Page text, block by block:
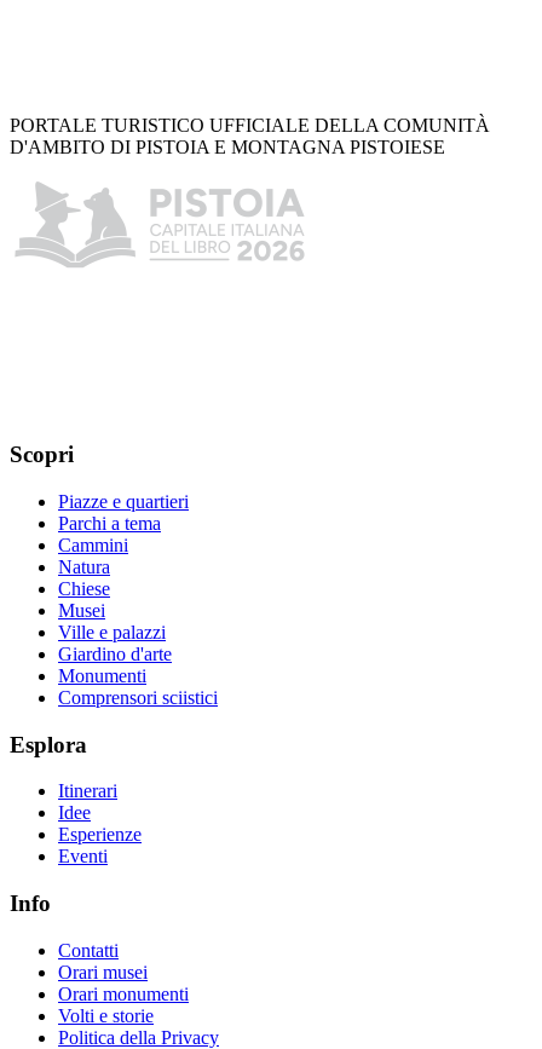
PORTALE TURISTICO UFFICIALE DELLA COMUNITÀ
D'AMBITO DI PISTOIA E MONTAGNA PISTOIESE
Scopri
Piazze e quartieri
Parchi a tema
Cammini
Natura
Chiese
Musei
Ville e palazzi
Giardino d'arte
Monumenti
Comprensori sciistici
Esplora
Itinerari
Idee
Esperienze
Eventi
Info
Contatti
Orari musei
Orari monumenti
Volti e storie
Politica della Privacy